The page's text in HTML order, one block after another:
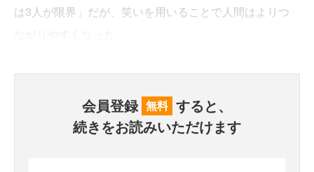
は3人が限界」だが、笑いを用いることで人間はよりつ
会員登録 無料 すると、
続きをお読みいただけます